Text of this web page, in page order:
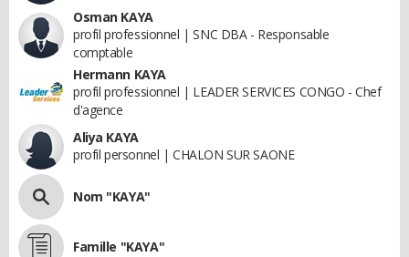
Osman KAYA
profil professionnel | SNC DBA - Responsable
comptable
Hermann KAYA
profil professionnel | LEADER SERVICES CONGO - Chef
d'agence
Aliya KAYA
profil personnel | CHALON SUR SAONE
Nom "KAYA"
Famille "KAYA"